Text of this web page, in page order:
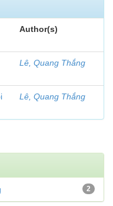
Author(s)
Lê, Quang Thắng
Lê, Quang Thắng
2